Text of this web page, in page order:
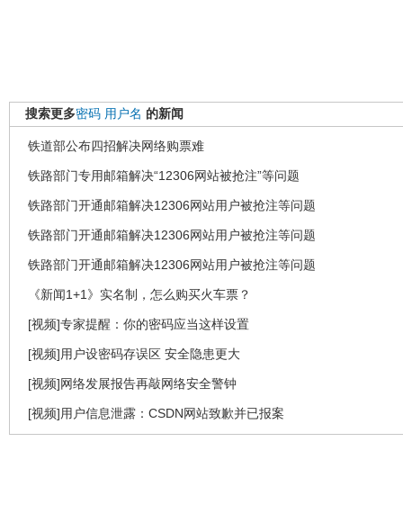
搜索更多密码 用户名 的新闻
铁道部公布四招解决网络购票难
铁路部门专用邮箱解决“12306网站被抢注”等问题
铁路部门开通邮箱解决12306网站用户被抢注等问题
铁路部门开通邮箱解决12306网站用户被抢注等问题
铁路部门开通邮箱解决12306网站用户被抢注等问题
《新闻1+1》实名制，怎么购买火车票？
[视频]专家提醒：你的密码应当这样设置
[视频]用户设密码存误区 安全隐患更大
[视频]网络发展报告再敲网络安全警钟
[视频]用户信息泄露：CSDN网站致歉并已报案